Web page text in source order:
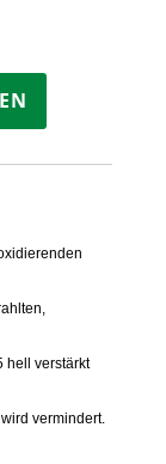
hell verstärkt
vermindert.